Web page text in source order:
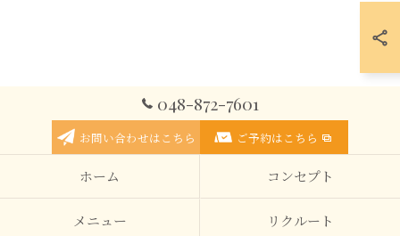
048-872-7601
お問い合わせはこちら ご予約はこちら
ホーム コンセプト
メニュー リクルート